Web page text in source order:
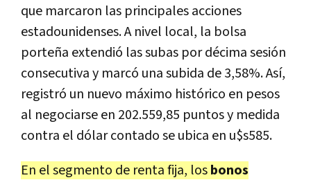
que marcaron las principales acciones
estadounidenses. A nivel local, la bolsa
porteña extendió las subas por décima sesión
consecutiva y marcó una subida de 3,58%. Así,
registró un nuevo máximo histórico en pesos
al negociarse en 202.559,85 puntos y medida
contra el dólar contado se ubica en u$s585.
En el segmento de renta fija, losbonos